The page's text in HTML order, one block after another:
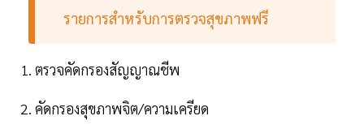
รายการสำหรับการตรวจสุขภาพฟรี
1. ตรวจคัดกรองสัญญาณชีพ
2. คัดกรองสุขภาพจิต/ความเครียด